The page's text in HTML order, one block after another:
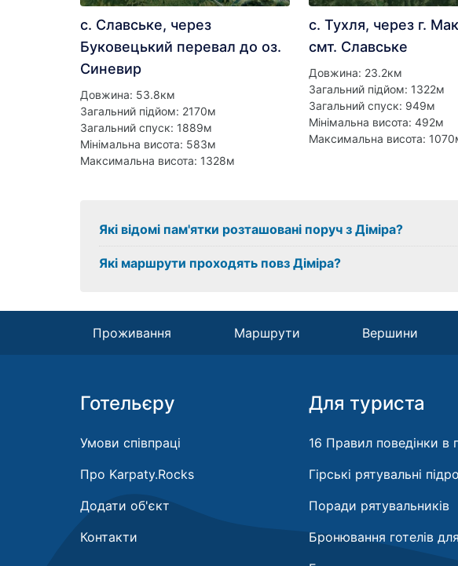
с. Славське, через
Буковецький перевал до оз.
Синевир
Довжина: 53.8км
Загальний підйом: 2170м
Загальний спуск: 1889м
Мінімальна висота: 583м
Максимальна висота: 1328м
с. Тухля, через г.
смт. Славське
Довжина: 23.2км
Загальний підйом: 1322м
Загальний спуск: 949м
Мінімальна висота: 492м
Максимальна висота:
Які відомі пам'ятки розташовані поруч з Діміра?
Які маршрути проходять повз Діміра?
Проживання Маршрути Вершини
Готельєру
Умови співпраці
Про Karpaty.Rocks
Додати об'єкт
Контакти
Для туриста
16 Правил поведінки в
Гірські рятувальні
Поради рятувальників
Бронювання готелів